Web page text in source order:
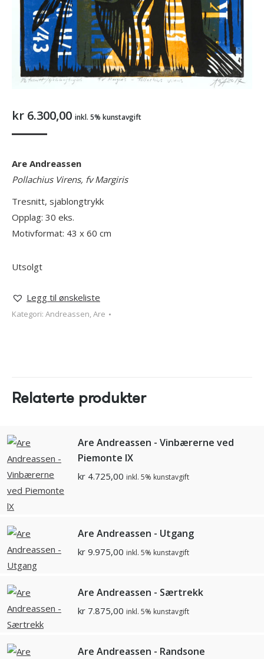
kr 6.300,00 inkl. 5% kunstavgift
Are Andreassen
Pollachius Virens, fv Margiris
Tresnitt, sjablongtrykk
Opplag: 30 eks.
Motivformat: 43 x 60 cm
Utsolgt
Legg til ønskeliste
Kategori: Andreassen, Are
Relaterte produkter
Are Andreassen - Vinbærerne ved
Piemonte lX
kr 4.725,00 inkl. 5% kunstavgift
Are Andreassen - Utgang
kr 9.975,00 inkl. 5% kunstavgift
Are Andreassen - Særtrekk
kr 7.875,00 inkl. 5% kunstavgift
Are Andreassen - Randsone